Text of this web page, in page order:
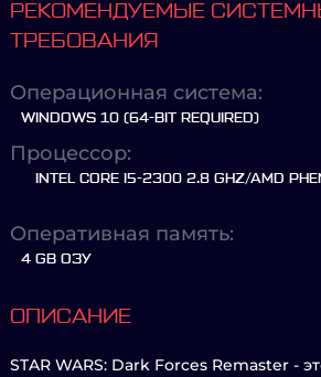
РЕКОМЕНДУЕМЫЕ
ТРЕБОВАНИЯ
Операционная система:
WINDOWS 10 (64-BIT REQUIRED)
Процессор:
INTEL CORE I5-2300 2.8 GHZ/AMD
Оперативная память:
4 GB ОЗУ
ОПИСАНИЕ
STAR WARS: Dark Forces Remaster -